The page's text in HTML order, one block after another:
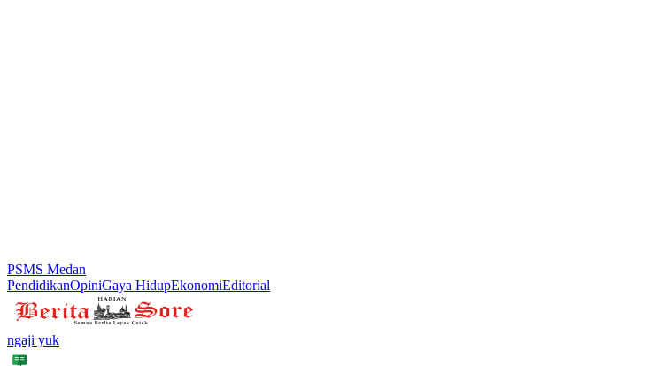
PSMS Medan
PendidikanOpiniGaya HidupEkonomiEditorial
ngaji yuk